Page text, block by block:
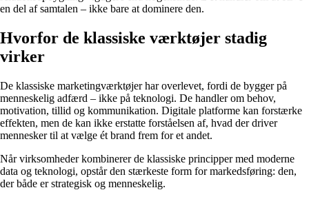
en del af samtalen – ikke bare at dominere den.
Hvorfor de klassiske værktøjer stadig
virker
De klassiske marketingværktøjer har overlevet, fordi de bygger på
menneskelig adfærd – ikke på teknologi. De handler om behov,
motivation, tillid og kommunikation. Digitale platforme kan forstærke
effekten, men de kan ikke erstatte forståelsen af, hvad der driver
mennesker til at vælge ét brand frem for et andet.
Når virksomheder kombinerer de klassiske principper med moderne
data og teknologi, opstår den stærkeste form for markedsføring: den,
der både er strategisk og menneskelig.